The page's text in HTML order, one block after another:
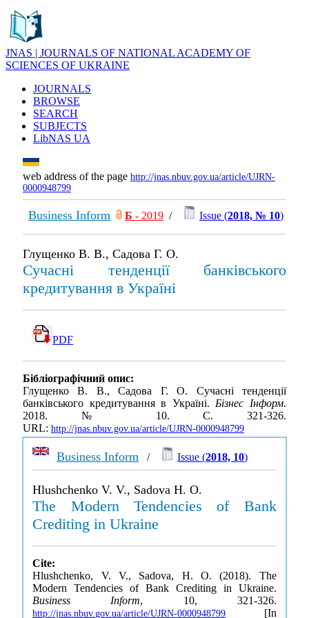
JNAS | JOURNALS OF NATIONAL ACADEMY OF
SCIENCES OF UKRAINE
JOURNALS
BROWSE
SEARCH
SUBJECTS
LibNAS UA
web address of the page http://jnas.nbuv.gov.ua/article/UJRN-
0000948799
Business Inform Б - 2019 / Issue (2018, № 10)
Глущенко В. В., Садова Г. О.
Сучасні тенденції банківського
кредитування в Україні
PDF
Бібліографічний опис:
Глущенко В. В., Садова Г. О. Сучасні тенденції
банківського кредитування в Україні.Бізнес Інформ.
2018. № 10. С. 321-326.
URL: http://jnas.nbuv.gov.ua/article/UJRN-0000948799
Business Inform / Issue (2018, 10)
Hlushchenko V. V., Sadova H. O.
The Modern Tendencies of Bank
Crediting in Ukraine
Cite:
Hlushchenko, V. V., Sadova, H. O. (2018). The
Modern Tendencies of Bank Crediting in Ukraine.
Business Inform, 10, 321-326.
http://jnas.nbuv.gov.ua/article/UJRN-0000948799 [In